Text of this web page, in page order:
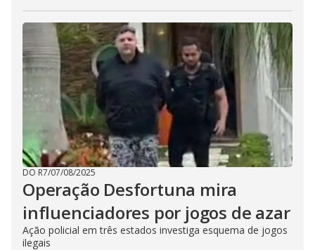
DO R7/07/08/2025
Operação Desfortuna mira
influenciadores por jogos de azar
Ação policial em três estados investiga esquema de jogos
ilegais